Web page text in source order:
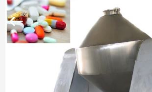
Jiangyin
Brightsail
Machinery
Co.,Ltd..
Rights
Reserved.